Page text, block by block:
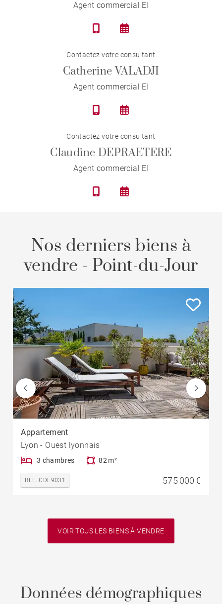
Agent commercial EI
Contactez votre consultant
Catherine VALADJI
Agent commercial EI
Contactez votre consultant
Claudine DEPRAETERE
Agent commercial EI
Nos derniers biens à
vendre - Point-du-Jour
Appartement
Lyon - Ouest lyonnais
3 chambres 82 m²
REF. CDE9031 575 000 €
VOIR TOUS LES BIENS À VENDRE
Données démographiques